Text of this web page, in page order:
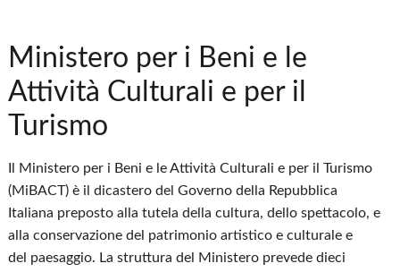
Ministero per i Beni e le
Attività Culturali e per il
Turismo
Il Ministero per i Beni e le Attività Culturali e per il Turismo
(MiBACT) è il dicastero del Governo della Repubblica
Italiana preposto alla tutela della cultura, dello spettacolo, e
alla conservazione del patrimonio artistico e culturale e
del paesaggio. La struttura del Ministero prevede dieci